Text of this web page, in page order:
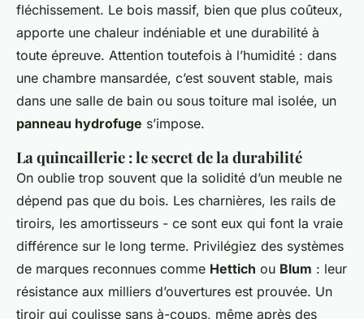
fléchissement. Le bois massif, bien que plus coûteux,
apporte une chaleur indéniable et une durabilité à
toute épreuve. Attention toutefois à l’humidité : dans
une chambre mansardée, c’est souvent stable, mais
dans une salle de bain ou sous toiture mal isolée, un
panneau hydrofuge s’impose.
La quincaillerie : le secret de la durabilité
On oublie trop souvent que la solidité d’un meuble ne
dépend pas que du bois. Les charnières, les rails de
tiroirs, les amortisseurs - ce sont eux qui font la vraie
différence sur le long terme. Privilégiez des systèmes
de marques reconnues comme Hettich ou Blum : leur
résistance aux milliers d’ouvertures est prouvée. Un
tiroir qui coulisse sans à-coups, même après des